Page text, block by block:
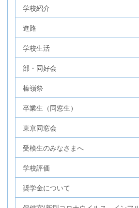
学校紹介
進路
学校生活
部・同好会
榛嶺祭
卒業生（同窓生）
東京同窓会
受検生のみなさまへ
学校評価
奨学金について